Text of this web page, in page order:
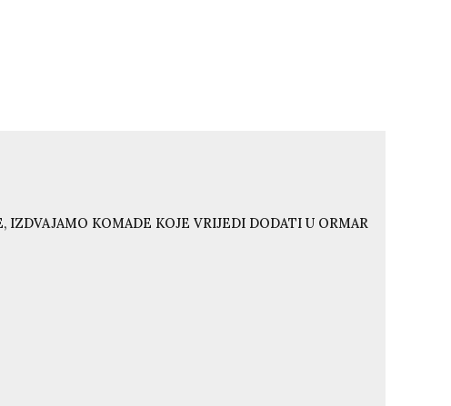
KOMADE KOJE VRIJEDI DODATI U ORMAR